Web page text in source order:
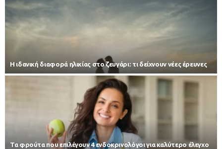
Η ιδανική διαφορά ηλικίας στο ζευγάρι: τι δείχνουν νέες έρευνες
Τα φρούτα που επιλέγουν 4 ενδοκρινολόγοι για καλύτερο έλεγχο